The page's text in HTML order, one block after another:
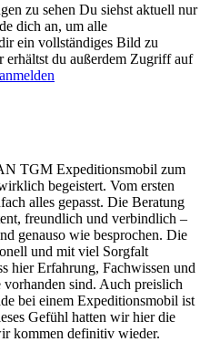
zu sehen Du siehst aktuell nur
dich an, um alle
ein vollständiges Bild zu
erhältst du außerdem Zugriff auf
TGM Expeditionsmobil zum
begeistert. Vom ersten
alles gepasst. Die Beratung
freundlich und verbindlich –
genauso wie besprochen. Die
und mit viel Sorgfalt
hier Erfahrung, Fachwissen und
sind. Auch preislich
bei einem Expeditionsmobil ist
Gefühl hatten wir hier die
kommen definitiv wieder.